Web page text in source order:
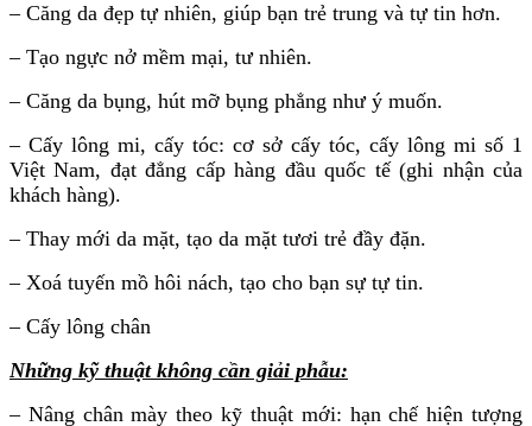
– Căng da đẹp tự nhiên, giúp bạn trẻ trung và tự tin hơn.
– Tạo ngực nở mềm mại, tư nhiên.
– Căng da bụng, hút mỡ bụng phẳng như ý muốn.
– Cấy lông mi, cấy tóc: cơ sở cấy tóc, cấy lông mi số 1
Việt Nam, đạt đẳng cấp hàng đầu quốc tế (ghi nhận của
khách hàng).
– Thay mới da mặt, tạo da mặt tươi trẻ đầy đặn.
– Xoá tuyến mồ hôi nách, tạo cho bạn sự tự tin.
– Cấy lông chân
Những kỹ thuật không cần giải phẫu:
– Nâng chân mày theo kỹ thuật mới: hạn chế hiện tượng